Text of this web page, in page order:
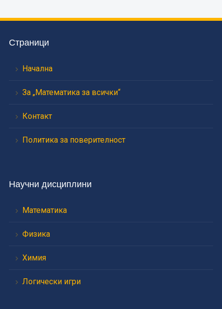
Страници
Начална
За „Математика за всички“
Контакт
Политика за поверителност
Научни дисциплини
Математика
Физика
Химия
Логически игри